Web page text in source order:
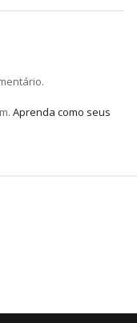
Aprenda como seus